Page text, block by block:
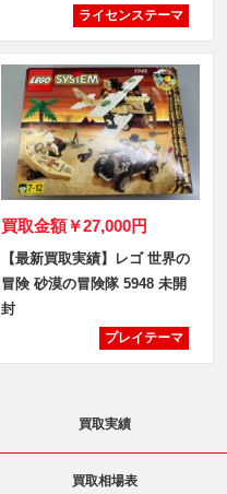
ライセンステーマ
買取金額￥27,000円
【最新買取実績】レゴ 世界の
冒険 砂漠の冒険隊 5948 未開
封
プレイテーマ
買取実績
買取相場表